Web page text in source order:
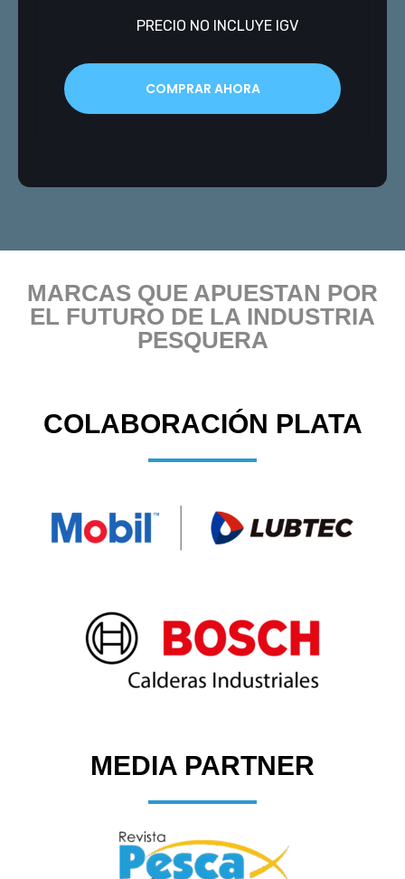
PRECIO NO INCLUYE IGV
COMPRAR AHORA
MARCAS QUE APUESTAN POR
EL FUTURO DE LA INDUSTRIA
PESQUERA
COLABORACIÓN PLATA
MEDIA PARTNER